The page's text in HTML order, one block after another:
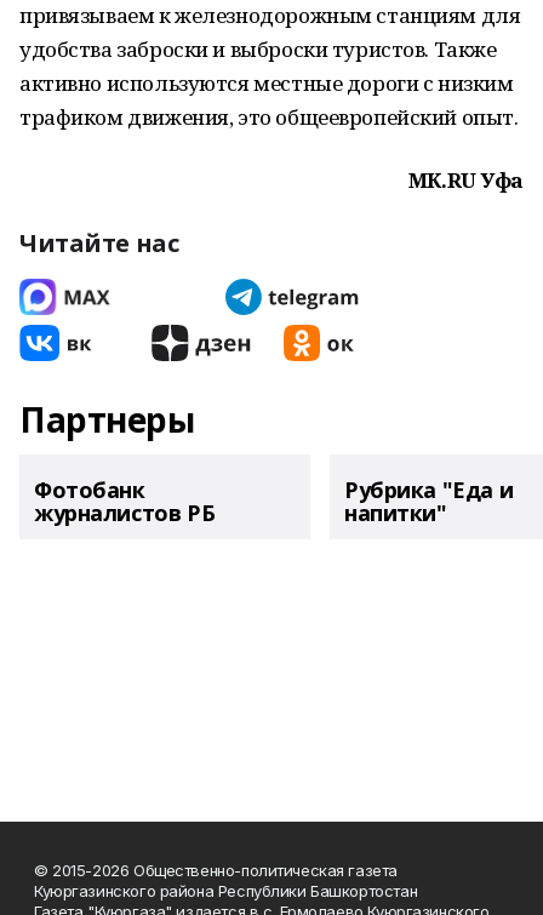
привязываем к железнодорожным станциям для
удобства заброски и выброски туристов. Также
активно используются местные дороги с низким
трафиком движения, это общеевропейский опыт.
МК.RU Уфа
Читайте нас
Партнеры
Фотобанк
журналистов РБ
Рубрика "Еда и
напитки"
© 2015-2026 Общественно-политическая газета
Куюргазинского района Республики Башкортостан
Газета "Куюргаза" издается в с. Ермолаево Куюргазинского